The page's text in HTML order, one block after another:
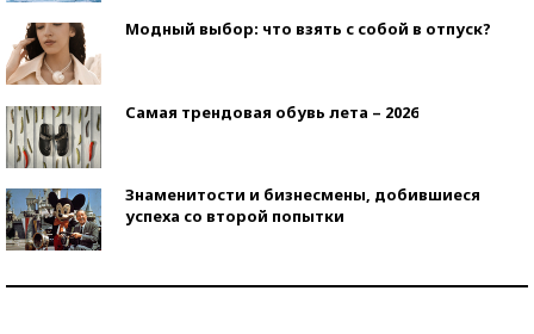
Модный выбор: что взять с собой в отпуск?
Самая трендовая обувь лета – 2026
Знаменитости и бизнесмены, добившиеся
успеха со второй попытки